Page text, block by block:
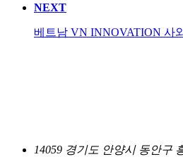
NEXT
베트남 VN INNOVATION 사
14059 경기도 안양시 동안구